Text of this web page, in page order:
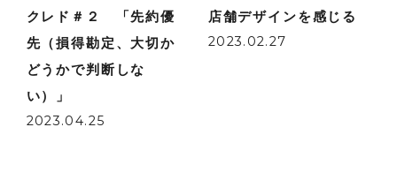
クレド＃２ 「先約優
先（損得勘定、大切か
どうかで判断しな
い）」
2023.04.25
店舗デザインを感じる
2023.02.27